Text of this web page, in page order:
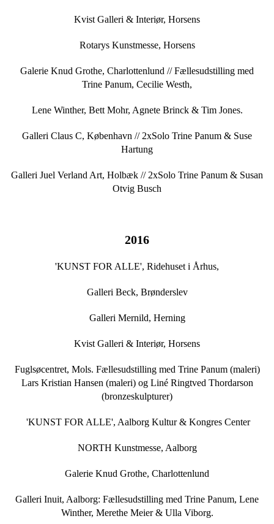
Kvist Galleri & Interiør, Horsens
Rotarys Kunstmesse, Horsens
Galerie Knud Grothe, Charlottenlund //Fællesudstilling med
Trine Panum, Cecilie Westh,
Lene Winther, Bett Mohr, Agnete Brinck & Tim Jones.
Galleri Claus C, København // 2xSolo Trine Panum & Suse
Hartung
Galleri Juel Verland Art, Holbæk // 2xSolo Trine Panum & Susan
Otvig Busch
2016
'KUNST FOR ALLE', Ridehuset i Århus,
Galleri Beck, Brønderslev
Galleri Mernild, Herning
Kvist Galleri & Interiør, Horsens
Fuglsøcentret, Mols. Fællesudstilling med Trine Panum (maleri)
Lars Kristian Hansen (maleri) og Liné Ringtved Thordarson
(bronzeskulpturer)
'KUNST FOR ALLE', Aalborg Kultur & Kongres Center
NORTH Kunstmesse, Aalborg
​Galerie Knud Grothe, Charlottenlund
Galleri Inuit, Aalborg: Fællesudstilling med Trine Panum, Lene
Winther, Merethe Meier & Ulla Viborg.